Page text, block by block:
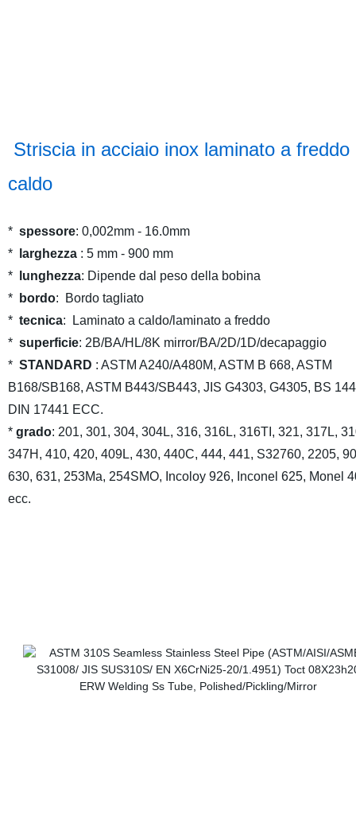
Striscia in acciaio inox laminato a freddo
caldo
* spessore: 0,002mm - 16.0mm
*
larghezza: 5 mm - 900 mm
*
lunghezza: Dipende dal peso della bobina
*
bordo: Bordo tagliato
* tecnica: Laminato a caldo/laminato a freddo
* superficie: 2B/BA/HL/8K mirror/BA/2D/1D/decapaggio
* STANDARD : ASTM A240/A480M, ASTM B 668, ASTM
B168/SB168, ASTM B443/SB443, JIS G4303, G4305, BS
DIN 17441 ECC.
*grado: 201, 301, 304, 304L, 316, 316L, 316TI, 321, 317L,
347H, 410, 420, 409L, 430, 440C, 444, 441, S32760, 2205,
630, 631, 253Ma, 254SMO, Incoloy 926, Inconel 625, Monel
ecc.